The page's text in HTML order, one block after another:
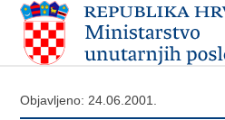
Objavljeno: 24.06.2001.